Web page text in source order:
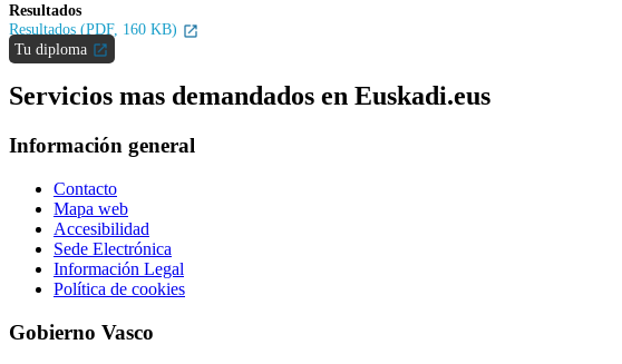
Resultados
Resultados (PDF, 160 KB)
Tu diploma
Servicios mas demandados en Euskadi.eus
Información general
Contacto
Mapa web
Accesibilidad
Sede Electrónica
Información Legal
Política de cookies
Gobierno Vasco